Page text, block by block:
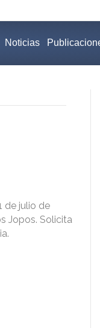
Noticias
de julio de
Jopos. Solicita